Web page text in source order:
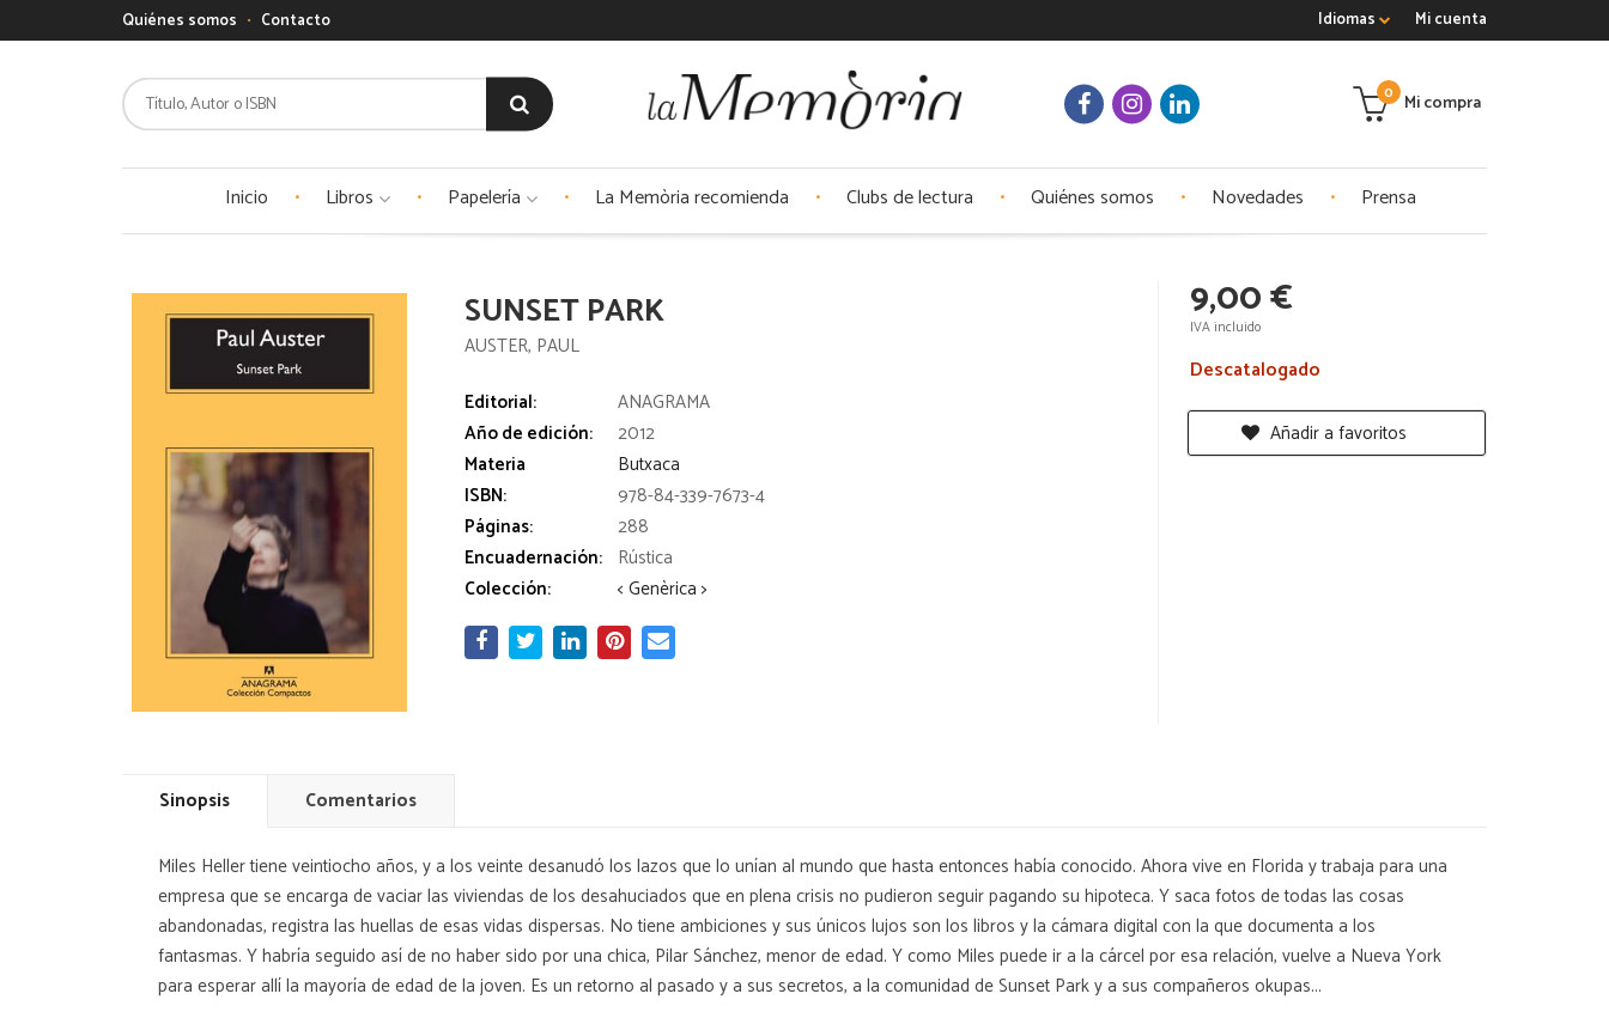
Mi cuenta
Idiomas
Quiénes somos Contacto
Mi compra
0
Inicio Libros Papelería La Memòria recomienda Clubs de lectura Quiénes somos Novedades Prensa
SUNSET PARK
AUSTER, PAUL
Editorial:
ANAGRAMA
Año de edición:
2012
Materia
Butxaca
ISBN:
978-84-339-7673-4
Páginas:
288
Encuadernación: Rústica
Colección:
< Genèrica >
9,00 €
IVA incluido
Descatalogado
Añadir a favoritos
Sinopsis Comentarios
Miles Heller tiene veintiocho años, y a los veinte desanudó los lazos que lo unían al mundo que hasta entonces había conocido. Ahora vive en Florida y trabaja para una
empresa que se encarga de vaciar las viviendas de los desahuciados que en plena crisis no pudieron seguir pagando su hipoteca. Y saca fotos de todas las cosas
abandonadas, registra las huellas de esas vidas dispersas. No tiene ambiciones y sus únicos lujos son los libros y la cámara digital con la que documenta a los
fantasmas. Y habría seguido así de no haber sido por una chica, Pilar Sánchez, menor de edad. Y como Miles puede ir a la cárcel por esa relación, vuelve a Nueva York
para esperar allí la mayoría de edad de la joven. Es un retorno al pasado y a sus secretos, a la comunidad de Sunset Park y a sus compañeros okupas...